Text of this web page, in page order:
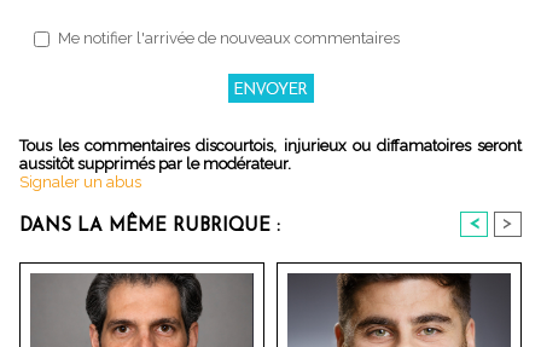
Me notifier l'arrivée de nouveaux commentaires
Tous les commentaires discourtois, injurieux ou diffamatoires seront
aussitôt supprimés par le modérateur.
Signaler un abus
DANS LA MÊME RUBRIQUE : < >